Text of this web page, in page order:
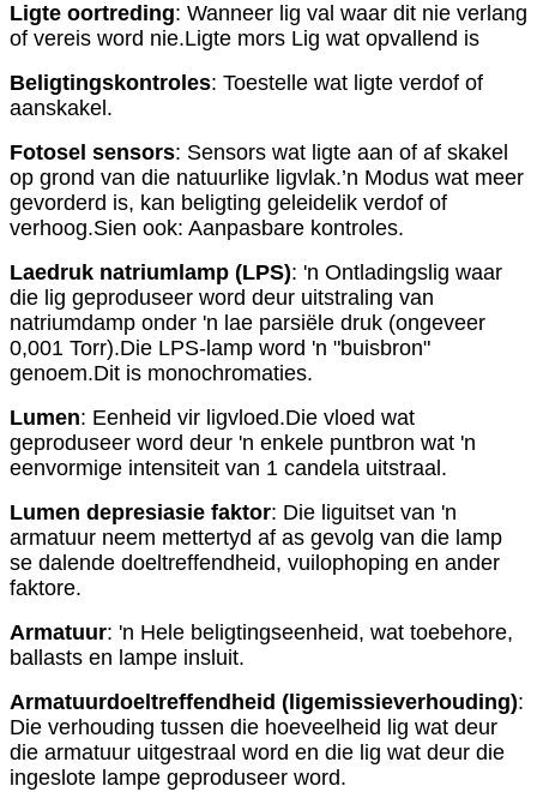
Ligte oortreding: Wanneer lig val waar dit nie verlang
of vereis word nie.Ligte mors Lig wat opvallend is
Beligtingskontroles: Toestelle wat ligte verdof of
aanskakel.
Fotosel sensors: Sensors wat ligte aan of af skakel
op grond van die natuurlike ligvlak.’n Modus wat meer
gevorderd is, kan beligting geleidelik verdof of
verhoog.Sien ook: Aanpasbare kontroles.
Laedruk natriumlamp (LPS): 'n Ontladingslig waar
die lig geproduseer word deur uitstraling van
natriumdamp onder 'n lae parsiële druk (ongeveer
0,001 Torr).Die LPS-lamp word 'n "buisbron"
genoem.Dit is monochromaties.
Lumen: Eenheid vir ligvloed.Die vloed wat
geproduseer word deur 'n enkele puntbron wat 'n
eenvormige intensiteit van 1 candela uitstraal.
Lumen depresiasie faktor: Die liguitset van 'n
armatuur neem mettertyd af as gevolg van die lamp
se dalende doeltreffendheid, vuilophoping en ander
faktore.
Armatuur: 'n Hele beligtingseenheid, wat toebehore,
ballasts en lampe insluit.
Armatuurdoeltreffendheid (ligemissieverhouding):
Die verhouding tussen die hoeveelheid lig wat deur
die armatuur uitgestraal word en die lig wat deur die
ingeslote lampe geproduseer word.